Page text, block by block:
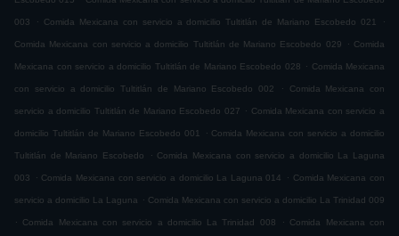
003 . Comida Mexicana con servicio a domicilio Tultitlán de Mariano Escobedo 021 .
Comida Mexicana con servicio a domicilio Tultitlán de Mariano Escobedo 029 . Comida
Mexicana con servicio a domicilio Tultitlán de Mariano Escobedo 028 . Comida Mexicana
con servicio a domicilio Tultitlán de Mariano Escobedo 002 . Comida Mexicana con
servicio a domicilio Tultitlán de Mariano Escobedo 027 . Comida Mexicana con servicio a
domicilio Tultitlán de Mariano Escobedo 001 . Comida Mexicana con servicio a domicilio
Tultitlán de Mariano Escobedo . Comida Mexicana con servicio a domicilio La Laguna
003 . Comida Mexicana con servicio a domicilio La Laguna 014 . Comida Mexicana con
servicio a domicilio La Laguna . Comida Mexicana con servicio a domicilio La Trinidad 009
.
Comida Mexicana con servicio a domicilio La Trinidad 008 . Comida Mexicana con